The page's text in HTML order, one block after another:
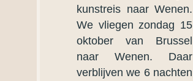
kunstreis naar Wenen.
We vliegen zondag 15
oktober van Brussel
naar Wenen. Daar
verblijven we 6 nachten